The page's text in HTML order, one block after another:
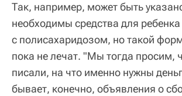
Так, например, может быть
необходимы средства для ребенка
с полисахаридозом, но такой
пока не лечат. "Мы тогда просим,
писали, на что именно нужны
бывает, конечно, объявления о